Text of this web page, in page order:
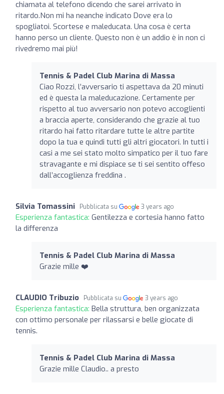
chiamata al telefono dicendo che sarei arrivato in
ritardo.Non mi ha neanche indicato Dove era lo
spogliatoi. Scortese e maleducata. Una cosa è certa
hanno perso un cliente. Questo non è un addio è in non ci
rivedremo mai più!
Tennis & Padel Club Marina di Massa
Ciao Rozzi, l’avversario ti aspettava da 20 minuti
ed è questa la maleducazione. Certamente per
rispetto al tuo avversario non potevo accoglienti
a braccia aperte, considerando che grazie al tuo
ritardo hai fatto ritardare tutte le altre partite
dopo la tua e quindi tutti gli altri giocatori. In tutti i
casi a me sei stato molto simpatico per il tuo fare
stravagante e mi dispiace se ti sei sentito offeso
dall’accoglienza freddina .
Silvia Tomassini Pubblicata su 3 years ago
Esperienza fantastica: Gentilezza e cortesia hanno fatto
la differenza
Tennis & Padel Club Marina di Massa
Grazie mille ❤️
CLAUDIO Tribuzio Pubblicata su 3 years ago
Esperienza fantastica: Bella struttura, ben organizzata
con ottimo personale per rilassarsi e belle giocate di
tennis.
Tennis & Padel Club Marina di Massa
Grazie mille Claudio.. a presto